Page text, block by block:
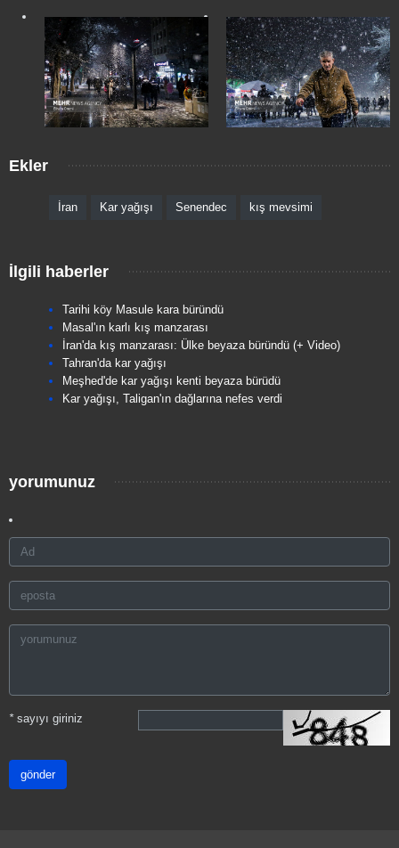
Ekler
İran Kar yağışı Senendec kış mevsimi
İlgili haberler
Tarihi köy Masule kara büründü
Masal'ın karlı kış manzarası
İran'da kış manzarası: Ülke beyaza büründü (+ Video)
Tahran'da kar yağışı
Meşhed'de kar yağışı kenti beyaza bürüdü
Kar yağışı, Taligan'ın dağlarına nefes verdi
yorumunuz
*sayıyı giriniz
gönder